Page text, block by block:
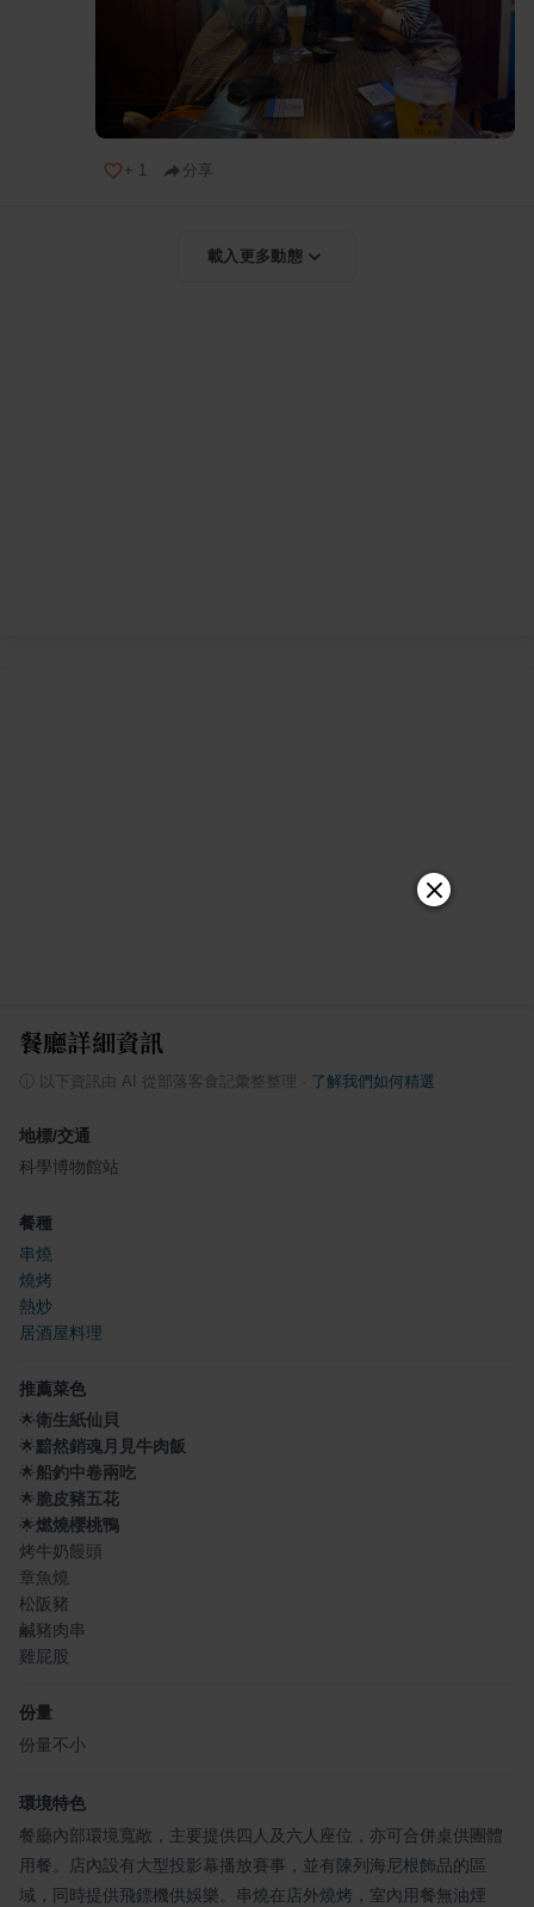
+ 1 分享
載入更多動態
餐廳詳細資訊
以下資訊由 AI 從部落客食記彙整整理 了解我們如何精選
地標/交通
科學博物館站
餐種
串燒
燒烤
熱炒
居酒屋料理
推薦菜色
🌟衛生紙仙貝
🌟黯然銷魂月見牛肉飯
🌟船釣中卷兩吃
🌟脆皮豬五花
🌟燃燒櫻桃鴨
烤牛奶饅頭
章魚燒
松阪豬
鹹豬肉串
雞屁股
份量
份量不小
環境特色
餐廳內部環境寬敞，主要提供四人及六人座位，亦可合併桌供團體
用餐。店內設有大型投影幕播放賽事，並有陳列海尼根飾品的區
域，同時提供飛鏢機供娛樂。串燒在店外燒烤，室內用餐無油煙